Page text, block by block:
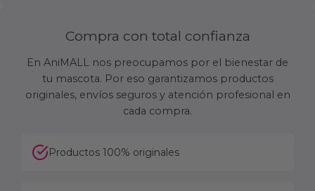
Compra con total confianza
En AniMALL nos preocupamos por el bienestar de
tu mascota. Por eso garantizamos productos
originales, envíos seguros y atención profesional en
cada compra.
Productos 100% originales